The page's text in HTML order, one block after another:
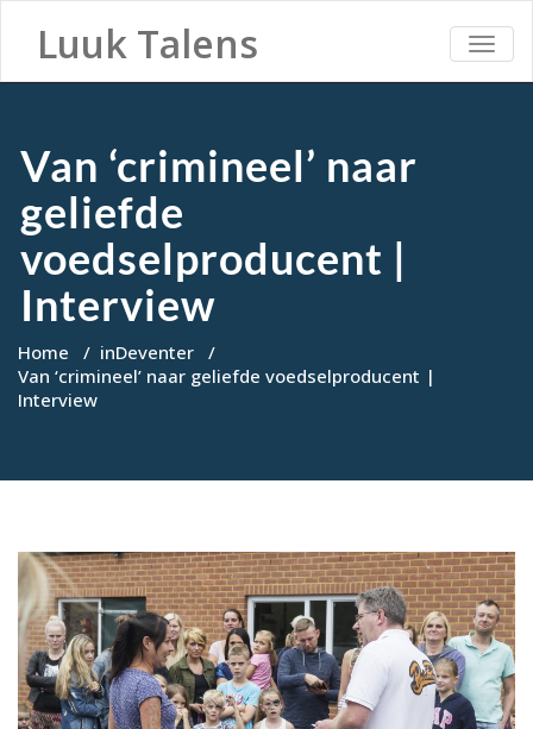
Luuk Talens
Van ‘crimineel’ naar
geliefde
voedselproducent |
Interview
Home / inDeventer /
Van ‘crimineel’ naar geliefde voedselproducent |
Interview